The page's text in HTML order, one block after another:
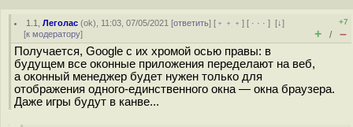
1.1 ,Леголас (ok), 11:03, 07/05/2021 [ответить] [ ﹢﹢﹢] [ · · ·][↓]
[к модератору]
+7
+ / –
Получается, Google с их хромой осью правы: в
будущем все оконные приложения переделают на веб,
а оконный менеджер будет нужен только для
отображения одного-единственного окна — окна браузера.
Даже игры будут в канве...